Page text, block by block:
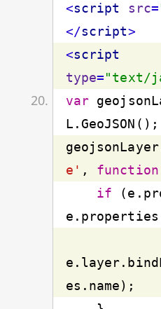
<script src=
</script>
<script
type="text/
var
e' , function
if